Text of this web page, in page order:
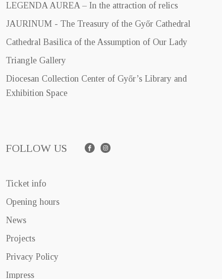
LEGENDA AUREA – In the attraction of relics
JAURINUM - The Treasury of the Győr Cathedral
Cathedral Basilica of the Assumption of Our Lady
Triangle Gallery
Diocesan Collection Center of Győr’s Library and
Exhibition Space
FOLLOW US FacebookInstagram
Ticket info
Opening hours
News
Projects
Privacy Policy
Impress